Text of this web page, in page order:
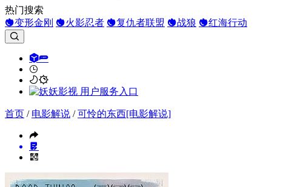
热门搜索
变形金刚
火影忍者 复仇者联盟 战狼 红海行动
首页 / 电影解说 /可怜的东西[电影解说]